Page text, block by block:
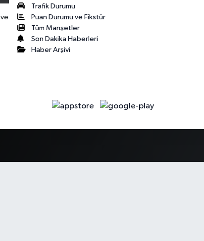
Trafik Durumu
Puan Durumu ve Fikstür
Tüm Manşetler
Son Dakika Haberleri
Haber Arşivi